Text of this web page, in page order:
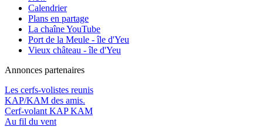
Calendrier
Plans en partage
La chaîne YouTube
Port de la Meule - île d'Yeu
Vieux château - île d'Yeu
Annonces partenaires
Les cerfs-volistes reunis
KAP/KAM des amis.
Cerf-volant KAP KAM
Au fil du vent